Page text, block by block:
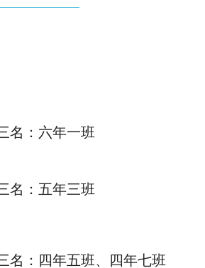
名：六年一班
名：五年三班
名：四年五班、四年七班